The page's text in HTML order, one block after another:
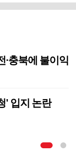
·충북에 불이익
' 입지 논란